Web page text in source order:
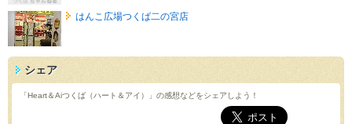
はんこ広場つくば二の宮店
シェア
「Heart＆Aiつくば（ハート＆アイ）」の感想などをシェアしよう！